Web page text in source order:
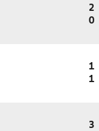
2
0
1
1
3